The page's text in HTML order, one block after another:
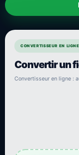
CONVERTISSEUR EN LIGNE
Convertir un
Convertisseur en ligne